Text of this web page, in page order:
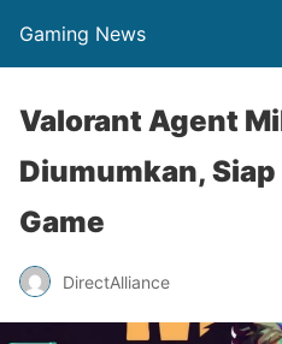
Gaming News
Valorant Agent
Diumumkan,
Game
DirectAlliance